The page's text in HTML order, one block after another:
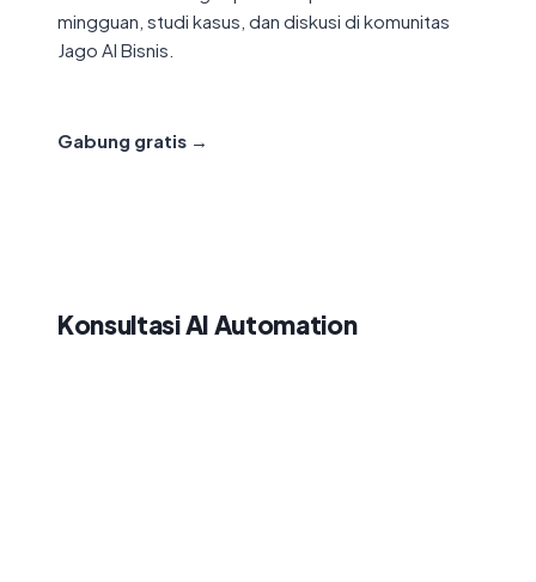
mingguan, studi kasus, dan diskusi di komunitas
Jago AI Bisnis.
Gabung gratis →
Konsultasi AI Automation